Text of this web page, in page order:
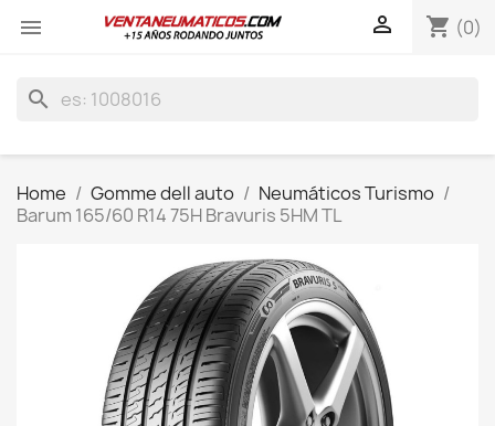
 shopping_cart (0)

search
Home Gomme dell auto
Neumáticos Turismo
Barum 165/60 R14 75H Bravuris 5HM TL